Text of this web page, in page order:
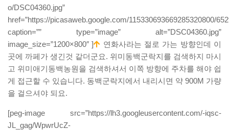
o/DSC04360.jpg”
href=”https://picasaweb.google.com/115330693669285320800/
caption=”” type=”image” alt=”DSC04360.jpg”
image_size=”1200×800″ ]
연화사라는 절로 가는 방향인데 이
곳에 까페가 생긴것 같더군요. 위미동백군락지를 검색하지 마시
고 위미애기동백농원을 검색하셔서 이쪽 방향에 주차를 해야 쉽
게 접근할 수 있습니다. 동백군락지에서 내리시면 약 900M 가량
을 걸으셔야 되요.
[peg-image src=”https://lh3.googleusercontent.com/-iqsc-
JL_gag/WpwrUcZ-